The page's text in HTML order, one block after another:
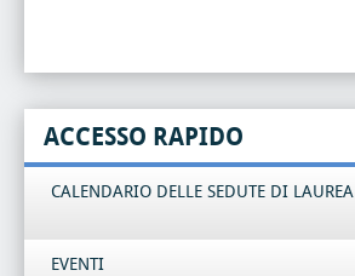
ACCESSO RAPIDO
CALENDARIO DELLE SEDUTE DI LAUREA
EVENTI